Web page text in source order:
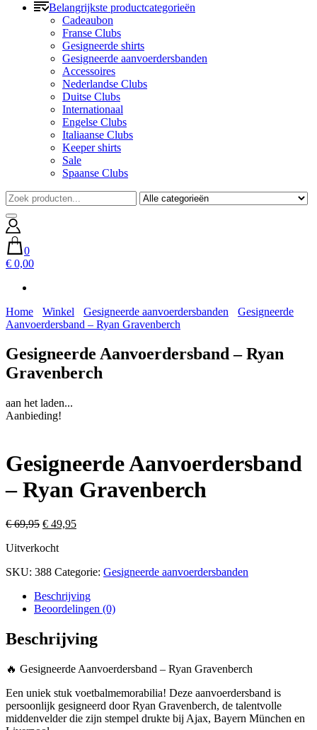
Belangrijkste productcategorieën
Cadeaubon
Franse Clubs
Gesigneerde shirts
Gesigneerde aanvoerdersbanden
Accessoires
Nederlandse Clubs
Duitse Clubs
Internationaal
Engelse Clubs
Italiaanse Clubs
Keeper shirts
Sale
Spaanse Clubs
0
€ 0,00
Home Winkel Gesigneerde aanvoerdersbanden
Gesigneerde
Aanvoerdersband – Ryan Gravenberch
Gesigneerde Aanvoerdersband – Ryan
Gravenberch
aan het laden...
Aanbieding!
Gesigneerde Aanvoerdersband
– Ryan Gravenberch
€69,95 Oorspronkelijke
was:
€ 49,95Huidige
Uitverkocht
SKU: 388 Categorie: Gesigneerde aanvoerdersbanden
Beschrijving
Beoordelingen (0)
Beschrijving
🔥 Gesigneerde Aanvoerdersband – Ryan Gravenberch
Een uniek stuk voetbalmemorabilia! Deze aanvoerdersband is
persoonlijk gesigneerd door Ryan Gravenberch, de talentvolle
middenvelder die zijn stempel drukte bij Ajax, Bayern München en